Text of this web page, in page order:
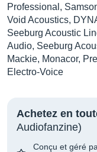
Professional,
Void Acoustics,
Seeburg Acoustic
Audio, Seeburg
Mackie, Monacor,
Electro-Voice
Achetez en
Audiofanzine)
Conçu et géré